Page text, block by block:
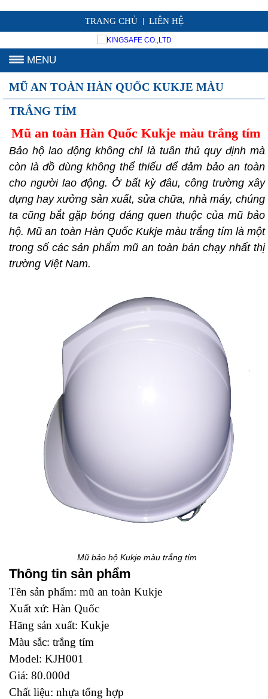
TRANG CHỦ LIÊN HỆ
MENU
MŨ AN TOÀN HÀN QUỐC KUKJE MÀU
TRẮNG TÍM
Mũ an toàn Hàn Quốc Kukje màu trắng tím
Bảo hộ lao động không chỉ là tuân thủ quy định mà
còn là đồ dùng không thể thiếu để đảm bảo an toàn
cho người lao động. Ở bất kỳ đâu, công trường xây
dựng hay xưởng sản xuất, sửa chữa, nhà máy, chúng
ta cũng bắt gặp bóng dáng quen thuộc của mũ bảo
hộ. Mũ an toàn Hàn Quốc Kukje màu trắng tím là một
trong số các sản phẩm mũ an toàn bán chạy nhất thị
trường Việt Nam.
Mũ bảo hộ Kukje màu trắng tím
Thông tin sản phẩm
Tên sản phẩm: mũ an toàn Kukje
Xuất xứ: Hàn Quốc
Hãng sản xuất: Kukje
Màu sắc: trắng tím
Model: KJH001
Giá: 80.000đ
Chất liệu: nhựa tổng hợp